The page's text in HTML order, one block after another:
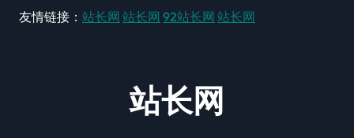
友情链接： 站长网 站长网 92站长网 站长网
站长网